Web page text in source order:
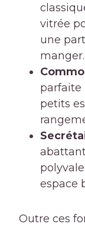
vitrée
une
manger.
parfaite
petits
espace
Outre ces